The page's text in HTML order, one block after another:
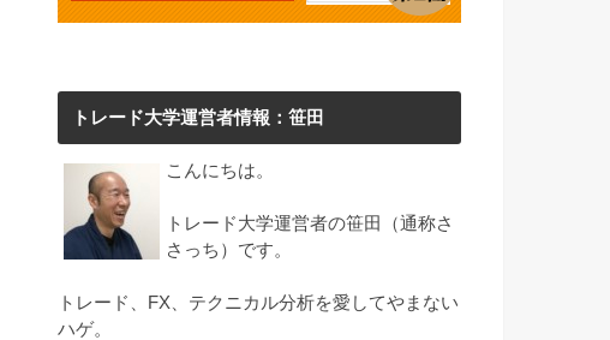
トレード大学運営者情報：笹田
こんにちは。
トレード大学運営者の笹田（通称さ
さっち）です。
トレード、FX、テクニカル分析を愛してやまない
ハゲ。